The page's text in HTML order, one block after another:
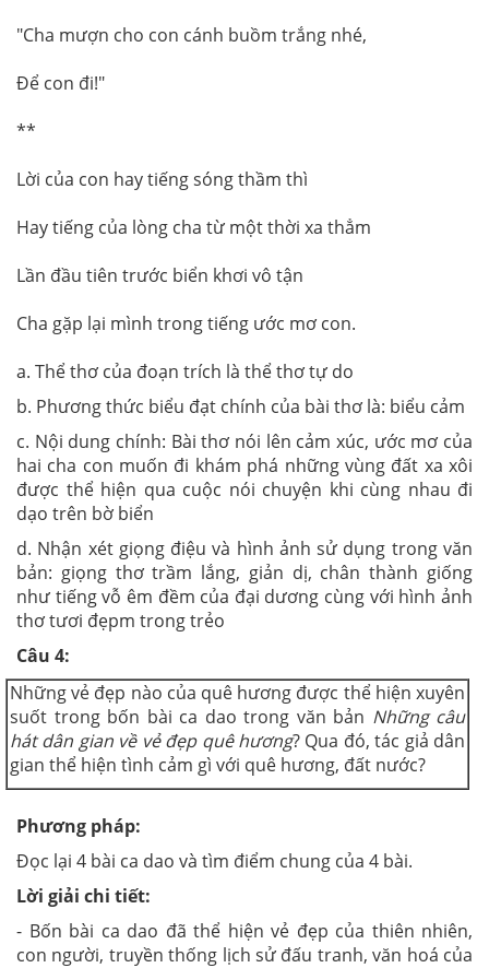
"Cha mượn cho con cánh buồm trắng nhé,
Để con đi!"
**
Lời của con hay tiếng sóng thầm thì
Hay tiếng của lòng cha từ một thời xa thẳm
Lần đầu tiên trước biển khơi vô tận
Cha gặp lại mình trong tiếng ước mơ con.
a. Thể thơ của đoạn trích là thể thơ tự do
b. Phương thức biểu đạt chính của bài thơ là: biểu cảm
c. Nội dung chính: Bài thơ nói lên cảm xúc, ước mơ của
hai cha con muốn đi khám phá những vùng đất xa xôi
được thể hiện qua cuộc nói chuyện khi cùng nhau đi
dạo trên bờ biển
d. Nhận xét giọng điệu và hình ảnh sử dụng trong văn
bản: giọng thơ trầm lắng, giản dị, chân thành giống
như tiếng vỗ êm đềm của đại dương cùng với hình ảnh
thơ tươi đẹpm trong trẻo
Câu 4:
Những vẻ đẹp nào của quê hương được thể hiện xuyên
suốt trong bốn bài ca dao trong văn bản Những câu
hát dân gian về vẻ đẹp quê hương? Qua đó, tác giả dân
gian thể hiện tình cảm gì với quê hương, đất nước?
Phương pháp:
Đọc lại 4 bài ca dao và tìm điểm chung của 4 bài.
Lời giải chi tiết:
- Bốn bài ca dao đã thể hiện vẻ đẹp của thiên nhiên,
con người, truyền thống lịch sử đấu tranh, văn hoá của